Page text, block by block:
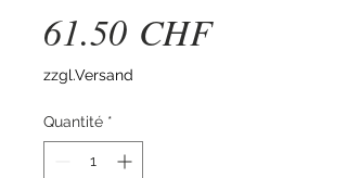
61.50 CHFPrix
zzgl.Versand
Quantité *